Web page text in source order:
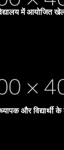
में आयोजित
और विद्यार्थी